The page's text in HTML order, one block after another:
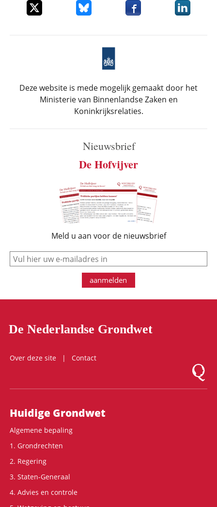
Deel dit item op XDeel dit item op Bluesky
Deel dit item opDeel dit
Deze website is mede mogelijk gemaakt door het
Ministerie van Binnenlandse Zaken en
Koninkrijksrelaties.
Nieuwsbrief
De Hofvijver
Meld u aan voor de nieuwsbrief
e-mail
aanmelden
De Nederlandse Grondwet
Over deze site
Contact
Logo
Hoofdnavigatie
Huidige Grondwet
Algemene bepaling
1. Grondrechten
2. Regering
3. Staten-Generaal
4. Advies en controle